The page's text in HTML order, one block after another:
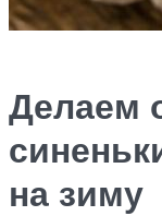
Делаем
на зиму